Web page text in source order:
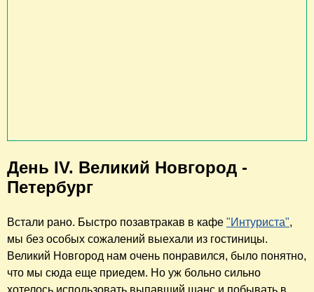
День IV. Великий Новгород -
Петербург
Встали рано. Быстро позавтракав в кафе "Интуриста",
мы без особых сожалений выехали из гостиницы.
Великий Новгород нам очень понравился, было понятно,
что мы сюда еще приедем. Но уж больно сильно
хотелось использовать выпавший шанс и побывать в